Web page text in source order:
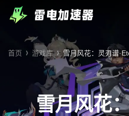
首页 游戏库 雪月风花：灵刃谱
雪月风花